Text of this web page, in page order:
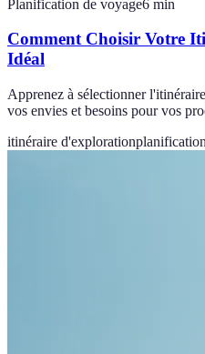
Planification de voyage6 min
Comment Choisir Votre
Idéal
Apprenez à sélectionner
vos envies et besoins pour vos
itinéraire d'exploration